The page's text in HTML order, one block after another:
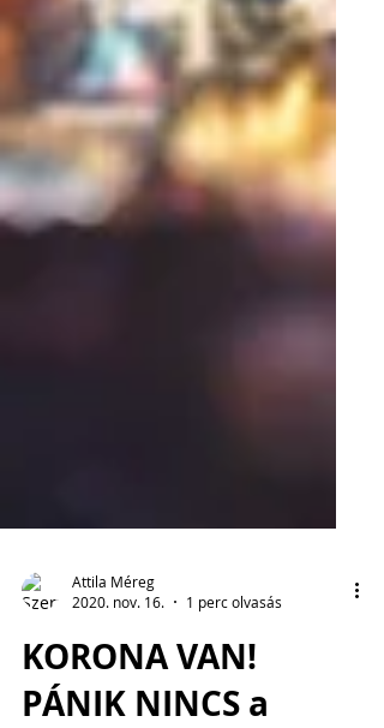
2020. nov. 16.
1 perc olvasás